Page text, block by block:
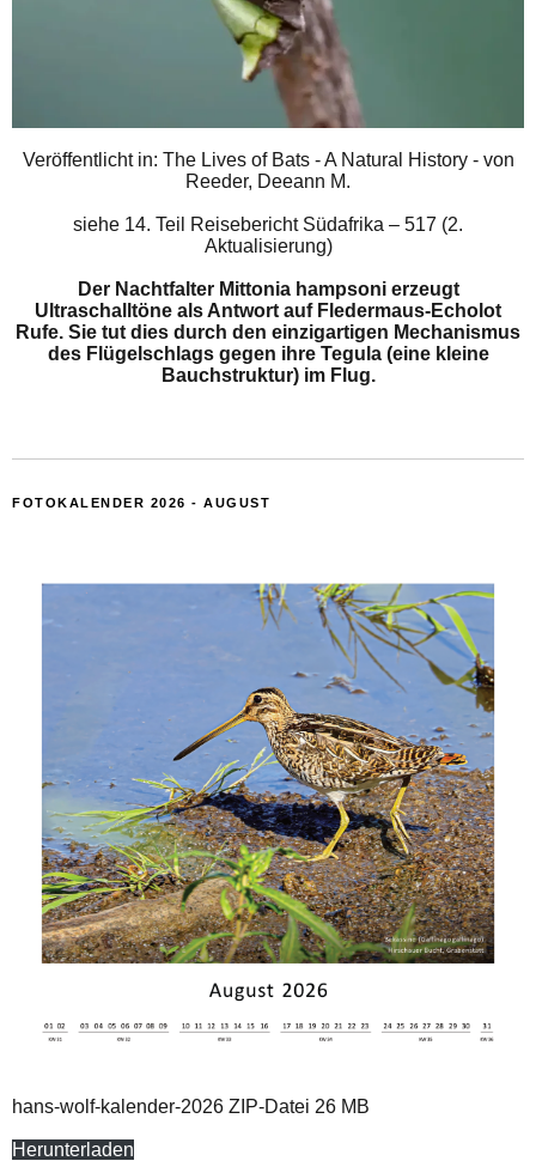
Veröffentlicht in: The Lives of Bats - A Natural History - von
Reeder, Deeann M.
siehe 14. Teil Reisebericht Südafrika – 517 (2.
Aktualisierung)
Der Nachtfalter Mittonia hampsoni erzeugt
Ultraschalltöne als Antwort auf Fledermaus-Echolot
Rufe. Sie tut dies durch den einzigartigen Mechanismus
des Flügelschlags gegen ihre Tegula (eine kleine
Bauchstruktur) im Flug.
FOTOKALENDER 2026 - AUGUST
hans-wolf-kalender-2026 ZIP-Datei 26 MB
Herunterladen